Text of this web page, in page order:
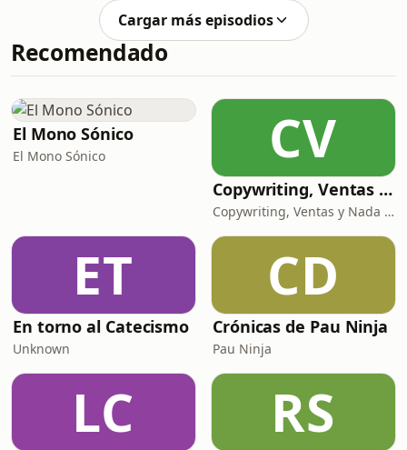
how to use these expressions
naturally in conversations, while also
exploring the vibrant world of food
festivals across the globe. What You’ll
so and such to intensify adjectives, a
Cargar más episodios
Recomendado
El Mono Sónico
El Mono Sónico CV
Copywriting, Ventas y Nada que perder
Copywriting, Ventas y Nada que Perder
ET
En torno al Catecismo
Unknown
CD
Crónicas de Pau Ninja
Pau Ninja
LC RS